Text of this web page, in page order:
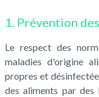
1. Prévention
Le respect des
maladies d'origine
propres et
des aliments par